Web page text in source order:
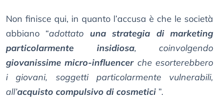
Non finisce qui, in quanto l’accusa è che le società
abbiano “adottato una strategia di marketing
particolarmente insidiosa, coinvolgendo
giovanissime micro-influencerche esorterebbero
i giovani, soggetti particolarmente vulnerabili,
all’acquisto compulsivo di cosmetici ”.